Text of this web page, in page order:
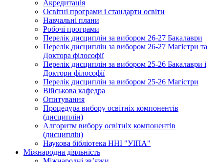
Акредитація
Освітні програми і стандарти освіти
Навчальні плани
Робочі програми
Перелік дисциплін за вибором 26-27 Бакалаври
Перелік дисциплін за вибором 26-27 Магістри та
Доктора філософії
Перелік дисциплін за вибором 25-26 Бакалаври і
Доктори філософії
Перелік дисциплін за вибором 25-26 Магістри
Військова кафедра
Опитування
Процедура вибору освітніх компонентів
(дисциплін)
Алгоритм вибору освітніх компонентів
(дисциплін)
Наукова бібліотека ННІ "УІПА"
Міжнародна діяльність